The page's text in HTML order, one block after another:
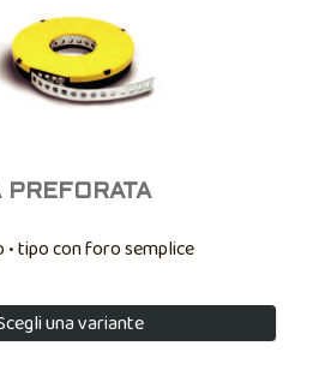
PREFORATA
• tipo con foro semplice
una variante